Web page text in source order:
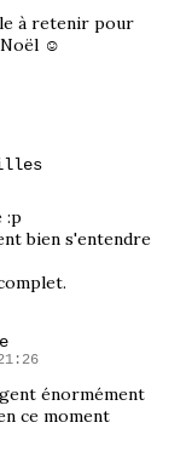
à retenir pour
☺
:p
bien s'entendre
énormément
ce moment